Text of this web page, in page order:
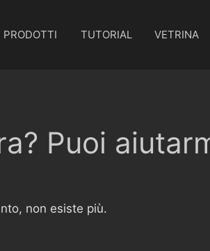
PRODOTTI TUTORIAL VETRINA
Puoi
non esiste più.